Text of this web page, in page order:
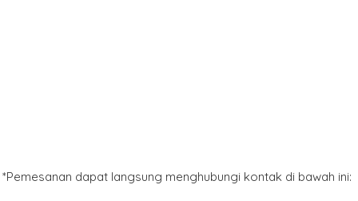
*Pemesanan dapat langsung menghubungi kontak di bawah ini: